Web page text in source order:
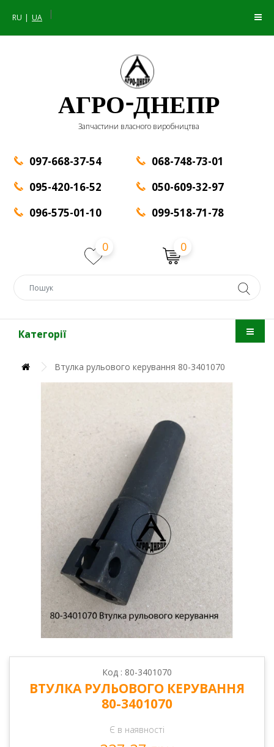
RU UA |
АГРО-ДНЕПР
Запчастини власного виробництва
097-668-37-54
095-420-16-52
096-575-01-10
068-748-73-01
050-609-32-97
099-518-71-78
0 0
Категорії
Втулка рульового керування 80-3401070
Код : 80-3401070
ВТУЛКА РУЛЬОВОГО КЕРУВАННЯ
80-3401070
Є в наявності